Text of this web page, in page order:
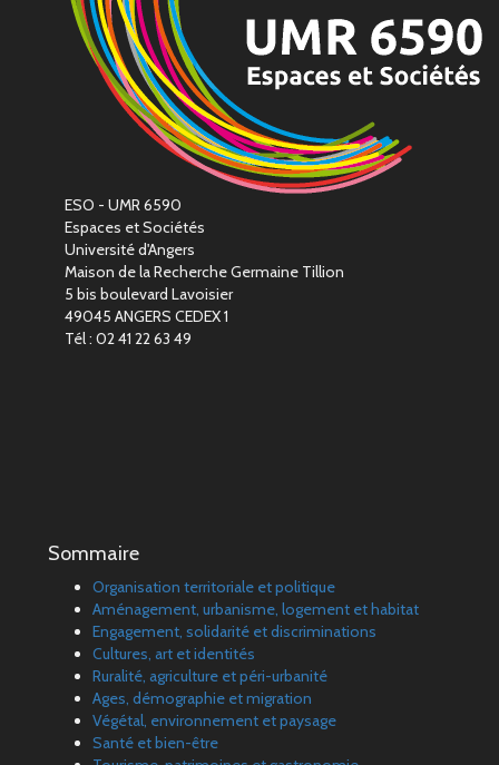
ESO - UMR 6590
Espaces et Sociétés
Université d'Angers
Maison de la Recherche Germaine Tillion
5 bis boulevard Lavoisier
49045 ANGERS CEDEX 1
Tél : 02 41 22 63 49
Sommaire
Organisation territoriale et politique
Aménagement, urbanisme, logement et habitat
Engagement, solidarité et discriminations
Cultures, art et identités
Ruralité, agriculture et péri-urbanité
Ages, démographie et migration
Végétal, environnement et paysage
Santé et bien-être